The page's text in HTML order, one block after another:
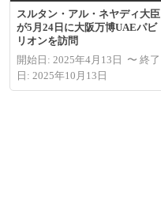
スルタン・アル・ネヤディ大臣
が5月24日に大阪万博UAEパビ
リオンを訪問
開始日: 2025年4月13日 〜 終了
日: 2025年10月13日